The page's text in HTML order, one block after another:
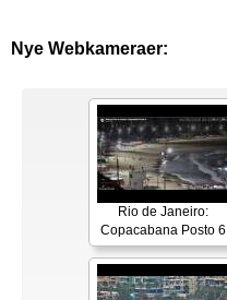
Nye Webkameraer:
Rio de Janeiro:
Copacabana Posto 6